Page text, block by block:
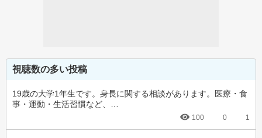
視聴数の多い投稿
19歳の大学1年生です。身長に関する相談があります。医療・食
事・運動・生活習慣など、…
100 0 1